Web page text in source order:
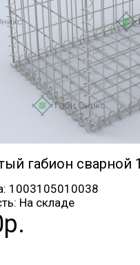
габион сварной
1003105010038
На складе